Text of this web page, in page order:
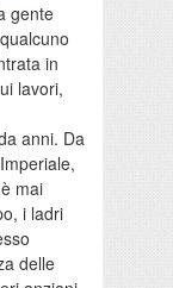
gente
in
lavori,
anni. Da
mai
i ladri
delle